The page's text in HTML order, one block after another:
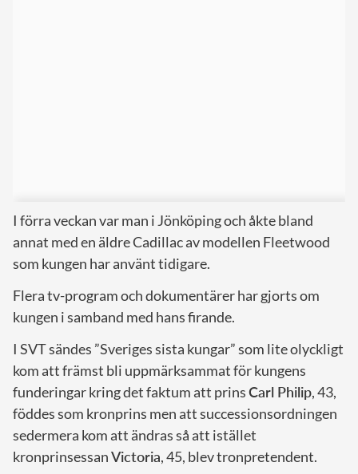
I förra veckan var man i Jönköping och åkte bland
annat med en äldre Cadillac av modellen Fleetwood
som kungen har använt tidigare.
Flera tv-program och dokumentärer har gjorts om
kungen i samband med hans firande.
I SVT sändes ”Sveriges sista kungar” som lite olyckligt
kom att främst bli uppmärksammat för kungens
funderingar kring det faktum att prinsCarl Philip, 43,
föddes som kronprins men att successionsordningen
sedermera kom att ändras så att istället
kronprinsessanVictoria, 45, blev tronpretendent.